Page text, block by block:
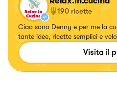
190 ricette
Ciao sono Denny e per me la
tante idee, ricette semplici e
Visita il